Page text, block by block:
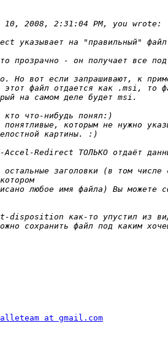
alleteam at gmail.com